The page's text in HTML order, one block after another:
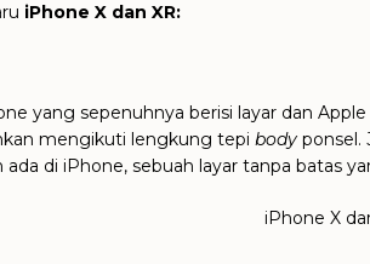
iPhone X dan XR:
yang sepenuhnya berisi layar dan
mengikuti lengkung tepi body ponsel.
ada di iPhone, sebuah layar tanpa batas